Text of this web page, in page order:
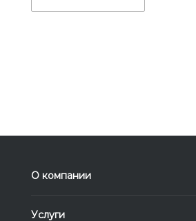
О компании
Услуги